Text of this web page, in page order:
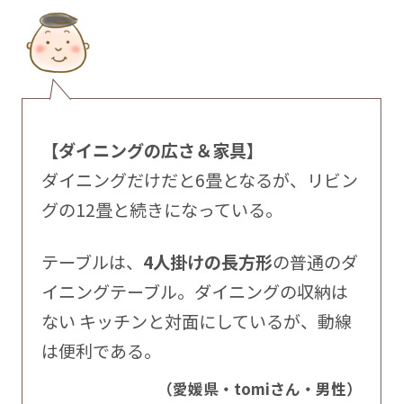
【ダイニングの広さ＆家具】
ダイニングだけだと6畳となるが、リビン
グの12畳と続きになっている。
テーブルは、 4人掛けの長方形の普通のダ
イニングテーブル。ダイニングの収納は
ない キッチンと対面にしているが、動線
は便利である。
（愛媛県・tomiさん・男性）